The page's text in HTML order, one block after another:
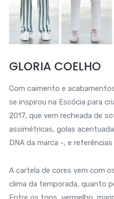
GLORIA COELHO
Com caimento e
se inspirou na Escócia para
2017, que vem recheada de
assimétricas, golas
DNA da marca -, e
A cartela de cores vem com
clima da temporada, quanto